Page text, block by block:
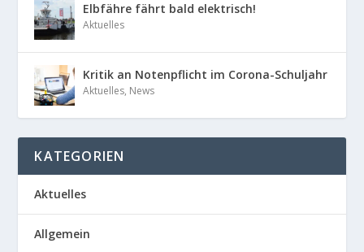
Elbfähre fährt bald elektrisch!
Aktuelles
Kritik an Notenpflicht im Corona-Schuljahr
Aktuelles, News
KATEGORIEN
Aktuelles
Allgemein